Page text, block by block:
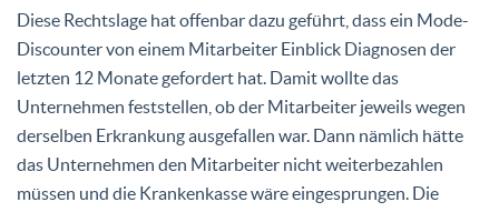
Diese Rechtslage hat offenbar dazu geführt, dass ein Mode-
Discounter von einem Mitarbeiter Einblick Diagnosen der
letzten 12 Monate gefordert hat. Damit wollte das
Unternehmen feststellen, ob der Mitarbeiter jeweils wegen
derselben Erkrankung ausgefallen war. Dann nämlich hätte
das Unternehmen den Mitarbeiter nicht weiterbezahlen
müssen und die Krankenkasse wäre eingesprungen. Die